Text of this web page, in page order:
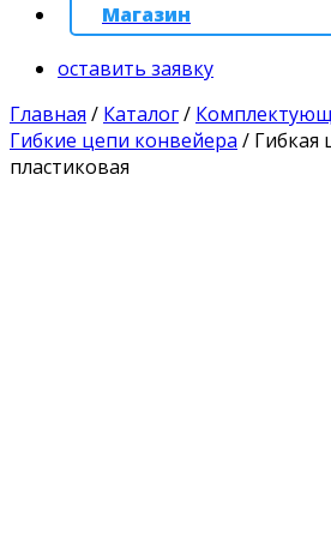
Магазин
оставить заявку
Главная / Каталог/
Гибкие цепи конвейера / Гибкая
пластиковая